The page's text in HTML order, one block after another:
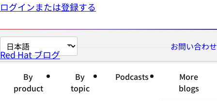
ログインまたは登録する
ペ
ー
お問い合わせ
Red Hat ブログ
By
product
By
topic
Podcasts
More
blogs